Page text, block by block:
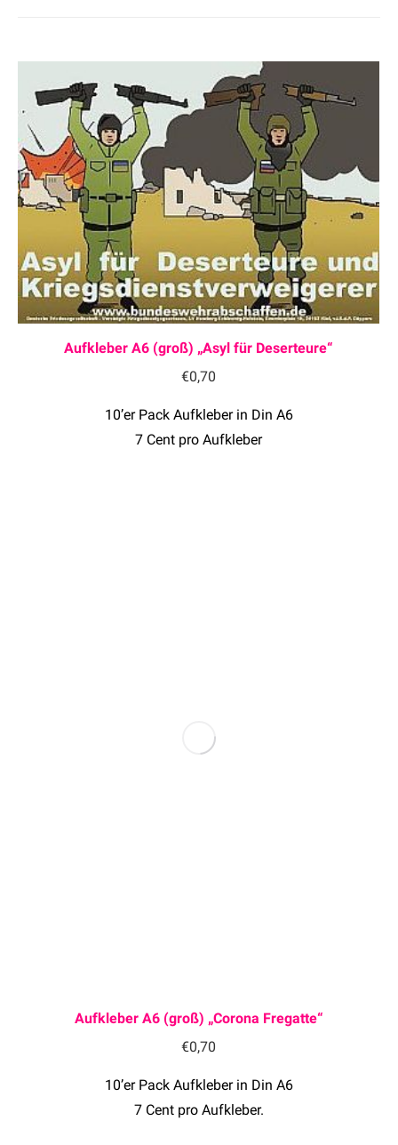
Aufkleber A6 (groß) „Asyl für Deserteure“
€0,70
10’er Pack Aufkleber in Din A6
7 Cent pro Aufkleber
Aufkleber A6 (groß) „Corona Fregatte“
€0,70
10’er Pack Aufkleber in Din A6
7 Cent pro Aufkleber.